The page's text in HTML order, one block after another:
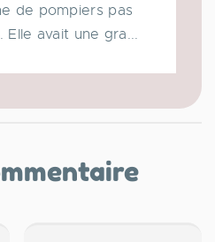
de pompiers pas
avait une gra...